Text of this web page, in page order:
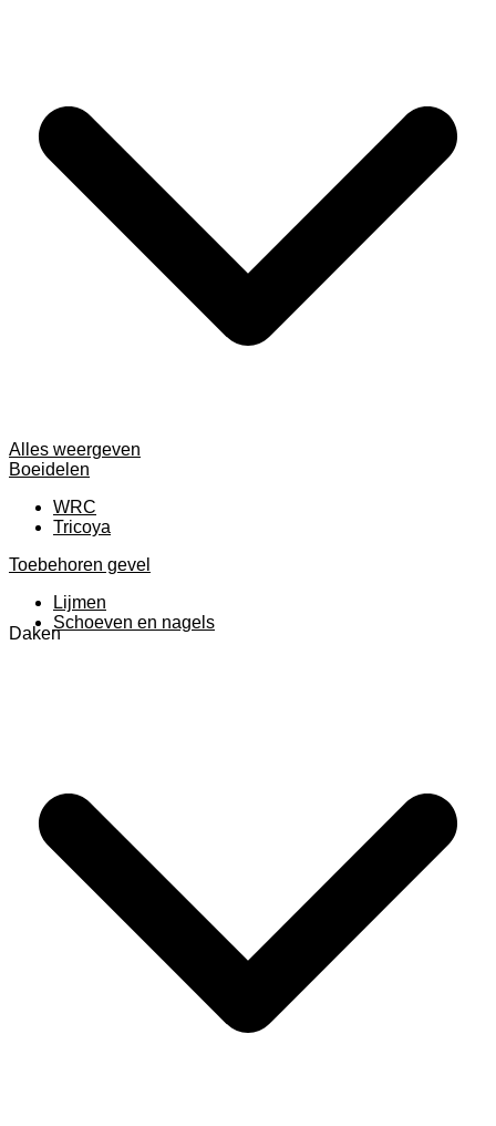
Alles weergeven
Boeidelen
WRC
Tricoya
Toebehoren gevel
Lijmen
Schoeven en nagels
Daken